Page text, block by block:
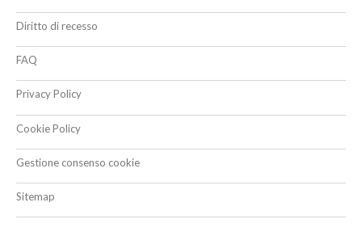
Diritto di recesso
FAQ
Privacy Policy
Cookie Policy
Gestione consenso cookie
Sitemap